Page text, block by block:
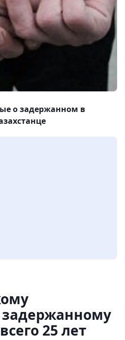
о задержанном в
задержанному
25 лет